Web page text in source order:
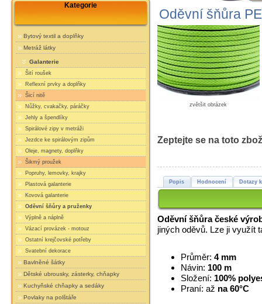
Kategorie
Bytový textil a doplňky
Metráž látky
Galanterie
Šití roušek
Reflexní prvky a doplňky
Šicí nitě
Nůžky, cvakačky, páráčky
Jehly a špendlíky
Spirálové zipy v metráži
Jezdce ke spirálovým zipům
Oleje, magnety, doplňky
Šikmý proužek
Popruhy, lemovky, krajky
Plastová galanterie
Kovová galanterie
Oděvní šňůry a pruženky
Výplně a náplně
Vázací provázek - motouz
Ostatní krejčovské potřeby
Svatební dekorace
Bavlněné šátky
Dětské ubrousky, zásterky, chňapky
Kuchyňské chňapky a sedáky
Povlaky na polštáře
Oděvní šňůra
zvětšit obrázek
Zeptejte se na toto
Popis Hodnocení Dotazy
Oděvní šňůra české
jiných oděvů. Lze ji využít
Průměr: 4 mm
Návin: 100 m
Složení: 100%
Praní: až na 60°C